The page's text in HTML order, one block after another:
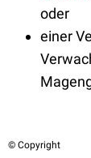
oder
einer
© Copyright